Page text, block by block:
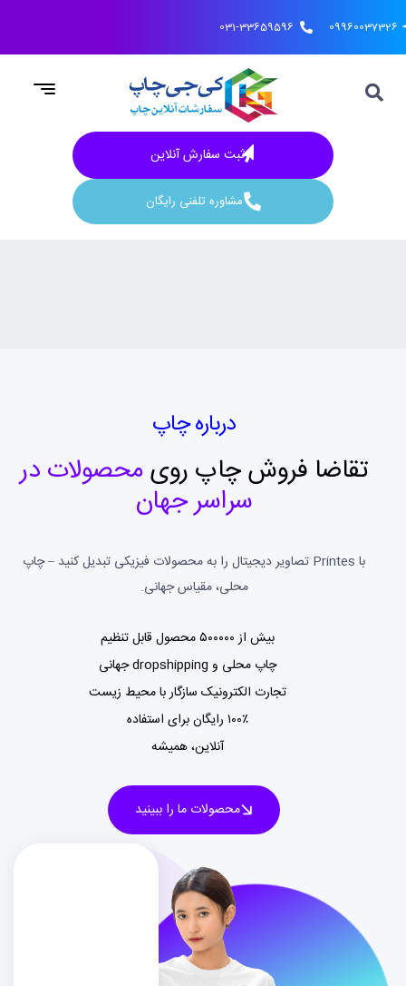
031-33659596 09960037326
ثبت سفارش آنلاین
مشاوره تلفنی رایگان
درباره چاپ
تقاضا فروش چاپ رویمحصولات در
سراسر جهان
با Printes تصاویر دیجیتال را به محصولات فیزیکی تبدیل کنید – چاپ
محلی، مقیاس جهانی.
بیش از ۵۰۰۰۰۰ محصول قابل تنظیم
چاپ محلی و dropshipping جهانی
تجارت الکترونیک سازگار با محیط زیست
۱۰۰٪ رایگان برای استفاده
آنلاین، همیشه
محصولات ما را ببینید